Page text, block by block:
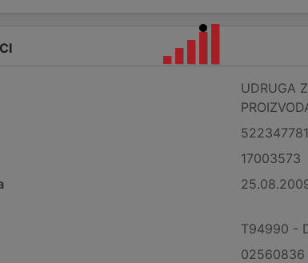
UDRUGA
17003573
T94990 -
02560836